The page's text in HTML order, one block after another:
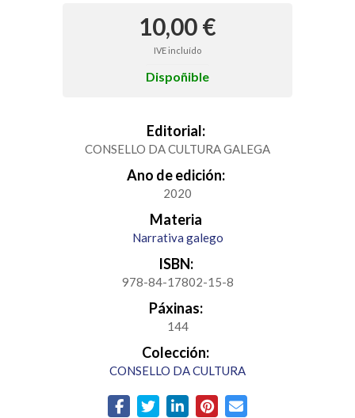
10,00 €
IVE incluído
Dispoñible
Editorial:
CONSELLO DA CULTURA GALEGA
Ano de edición:
2020
Materia
Narrativa galego
ISBN:
978-84-17802-15-8
Páxinas:
144
Colección:
CONSELLO DA CULTURA